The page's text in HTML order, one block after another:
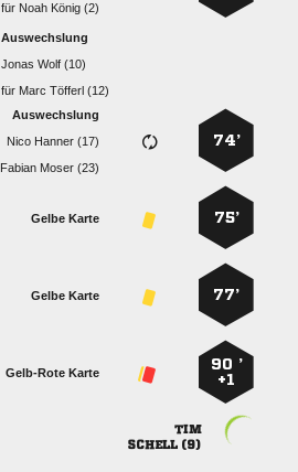
für   
Auswechslung
  
für   
74’
Auswechslung
  
  
75’
Gelbe Karte
77’
Gelbe Karte
90 ’
+1
Gelb-Rote Karte

 